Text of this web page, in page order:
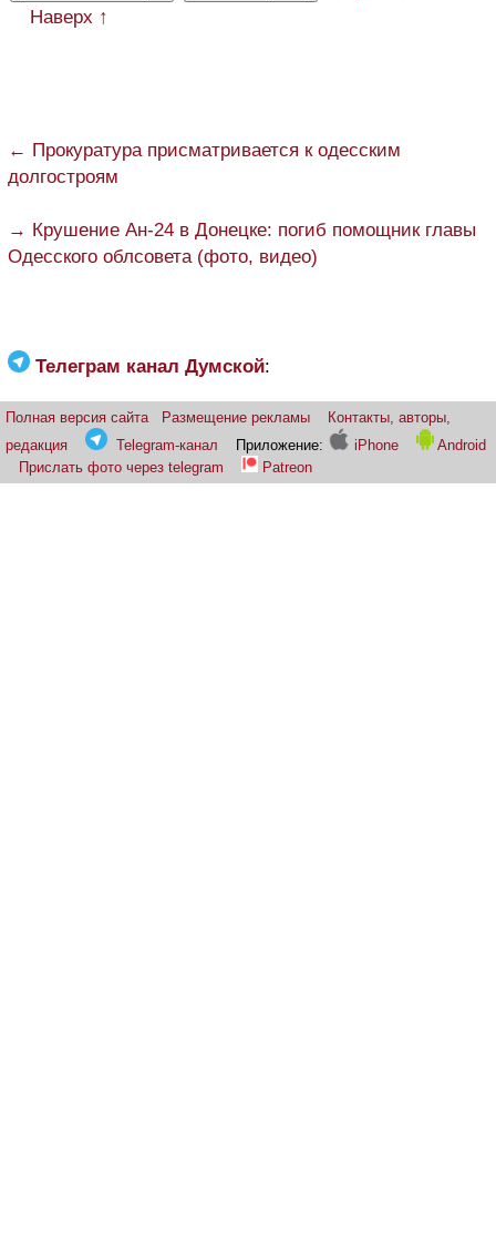
Наверх ↑
← Прокуратура присматривается к одесским
долгостроям
→ Крушение Ан-24 в Донецке: погиб помощник главы
Одесского облсовета (фото, видео)
Телеграм канал Думской:
Полная версия сайта Размещение рекламы
Контакты, авторы,
редакция
Telegram-канал Приложение: iPhone
Android
Прислать фото через telegram
Patreon